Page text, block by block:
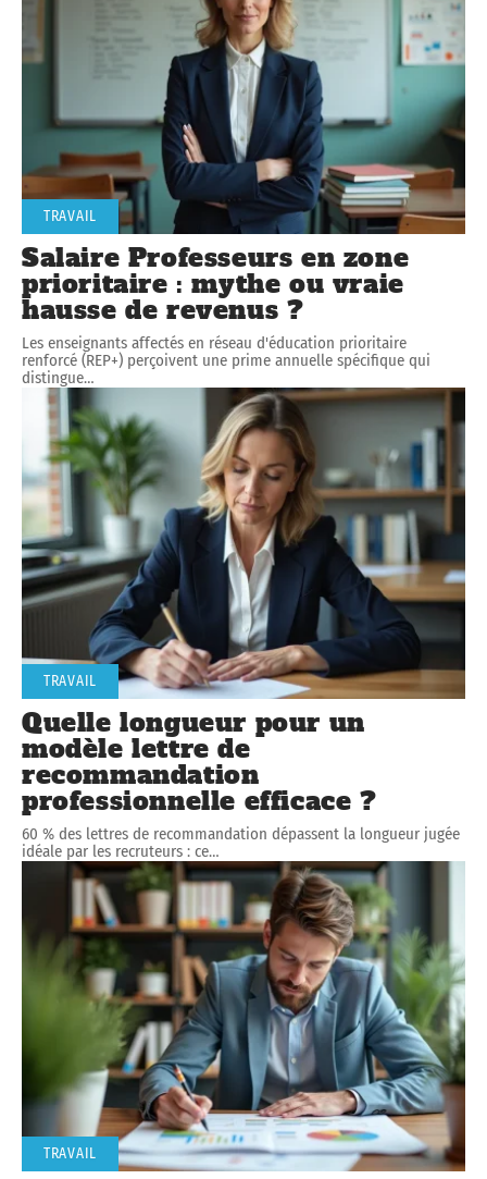
TRAVAIL
Salaire Professeurs en zone
prioritaire : mythe ou vraie
hausse de revenus ?
Les enseignants affectés en réseau d'éducation prioritaire
renforcé (REP+) perçoivent une prime annuelle spécifique qui
distingue…
TRAVAIL
Quelle longueur pour un
modèle lettre de
recommandation
professionnelle efficace ?
60 % des lettres de recommandation dépassent la longueur jugée
idéale par les recruteurs : ce…
TRAVAIL